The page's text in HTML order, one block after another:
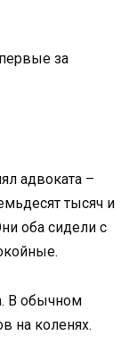
за
адвоката –
тысяч и
оба сидели с
В обычном
на коленях.